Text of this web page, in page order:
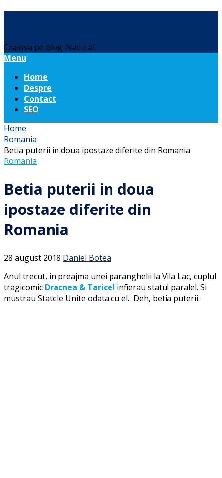
Craiova pe blog. Natural.
Menu
Home
Despre
Contact
SEO
Home
Romania
Betia puterii in doua ipostaze diferite din Romania
Romania
Betia puterii in doua
ipostaze diferite din
Romania
28 august 2018 Daniel Botea
Anul trecut, in preajma unei paranghelii la Vila Lac, cuplul
tragicomic Dracnea & Taricel infierau statul paralel. Si
mustrau Statele Unite odata cu el. Deh, betia puterii.